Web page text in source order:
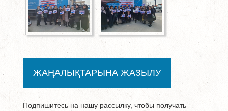
ЖАҢАЛЫҚТАРЫНА ЖАЗЫЛУ
Подпишитесь на нашу рассылку, чтобы получать